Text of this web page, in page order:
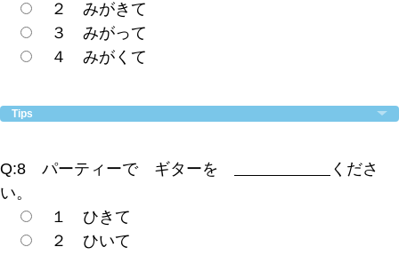
２ みがきて
３ みがって
４ みがくて
Tips
Q:8 パーティーで ギターを
くださ
い。
１ ひきて
２ ひいて